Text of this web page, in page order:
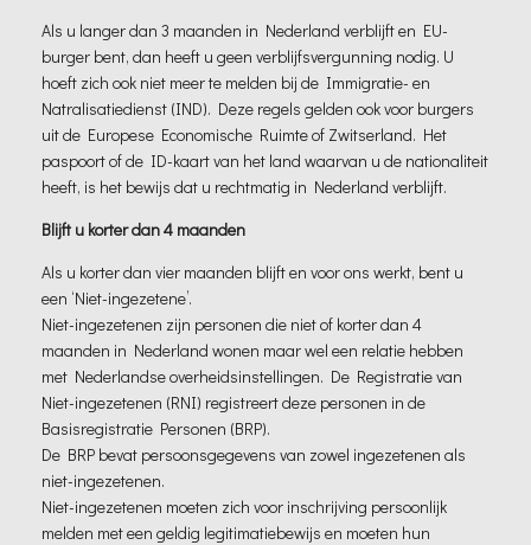
Als u langer dan 3 maanden in Nederland verblijft en EU-
burger bent, dan heeft u geen verblijfsvergunning nodig. U
hoeft zich ook niet meer te melden bij de Immigratie- en
Natralisatiedienst (IND). Deze regels gelden ook voor burgers
uit de Europese Economische Ruimte of Zwitserland. Het
paspoort of de ID-kaart van het land waarvan u de nationaliteit
heeft, is het bewijs dat u rechtmatig in Nederland verblijft.
Blijft u korter dan 4 maanden
Als u korter dan vier maanden blijft en voor ons werkt, bent u
een ‘Niet-ingezetene’.
Niet-ingezetenen zijn personen die niet of korter dan 4
maanden in Nederland wonen maar wel een relatie hebben
met Nederlandse overheidsinstellingen. De Registratie van
Niet-ingezetenen (RNI) registreert deze personen in de
Basisregistratie Personen (BRP).
De BRP bevat persoonsgegevens van zowel ingezetenen als
niet-ingezetenen.
Niet-ingezetenen moeten zich voor inschrijving persoonlijk
melden met een geldig legitimatiebewijs en moeten hun